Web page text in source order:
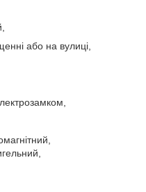
або на вулиці,